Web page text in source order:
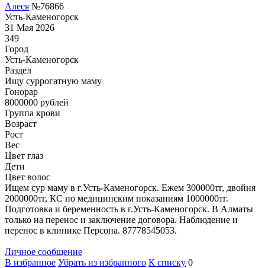
Алеся №76866
Усть-Каменогорск
31 Мая 2026
349
Город
Усть-Каменогорск
Раздел
Ищу суррогатную маму
Гонoрар
8000000 рублей
Группа крови
Возраст
Рост
Вес
Цвет глаз
Дети
Цвет волос
Ищем сур маму в г.Усть-Каменогорск. Ежем 300000тг, двойня
2000000тг, КС по медицинским показаниям 1000000тг.
Подготовка и беременность в г.Усть-Каменогорск. В Алматы
только на перенос и заключение договора. Наблюдение и
перенос в клинике Персона. 87778545053.
Личное сообщение
В избранное Убрать из избранного К списку 0